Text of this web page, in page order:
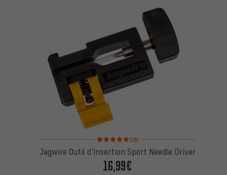
Note moyenne : 5 sur 5 d'après 29 avis
(29)
Jagwire Outil d'Insertion Sport Needle Driver
16,99€